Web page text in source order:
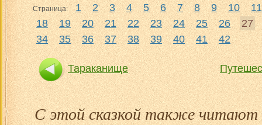
Страница: 1 2 3 4 5 6 7 8 9 10
11
18
19 20 21 22 23 24 25 26
27
34
35 36 37 38 39 40 41 42
Тараканище
С этой сказкой также читают